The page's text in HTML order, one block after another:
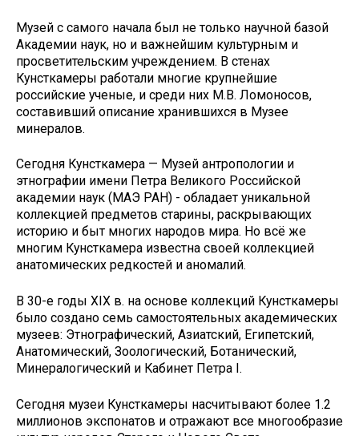
Музей с самого начала был не только научной базой
Академии наук, но и важнейшим культурным и
просветительским учреждением. В стенах
Кунсткамеры работали многие крупнейшие
российские ученые, и среди них М.В. Ломоносов,
составивший описание хранившихся в Музее
минералов.
Сегодня Кунсткамера — Музей антропологии и
этнографии имени Петра Великого Российской
академии наук (МАЭ РАН) - обладает уникальной
коллекцией предметов старины, раскрывающих
историю и быт многих народов мира. Но всё же
многим Кунсткамера известна своей коллекцией
анатомических редкостей и аномалий.
В 30-е годы XIX в. на основе коллекций Кунсткамеры
было создано семь самостоятельных академических
музеев: Этнографический, Азиатский, Египетский,
Анатомический, Зоологический, Ботанический,
Минералогический и Кабинет Петра I.
Сегодня музеи Кунсткамеры насчитывают более 1.2
миллионов экспонатов и отражают все многообразие